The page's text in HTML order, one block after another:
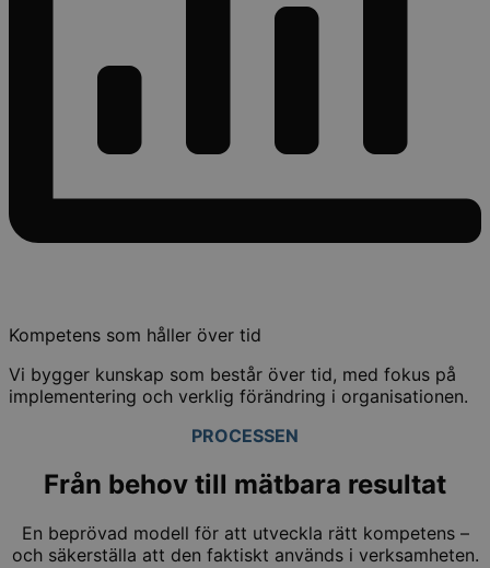
Kompetens som håller över tid
Vi bygger kunskap som består över tid, med fokus på
implementering och verklig förändring i organisationen.
PROCESSEN
Från behov till mätbara resultat
En beprövad modell för att utveckla rätt kompetens –
och säkerställa att den faktiskt används i verksamheten.